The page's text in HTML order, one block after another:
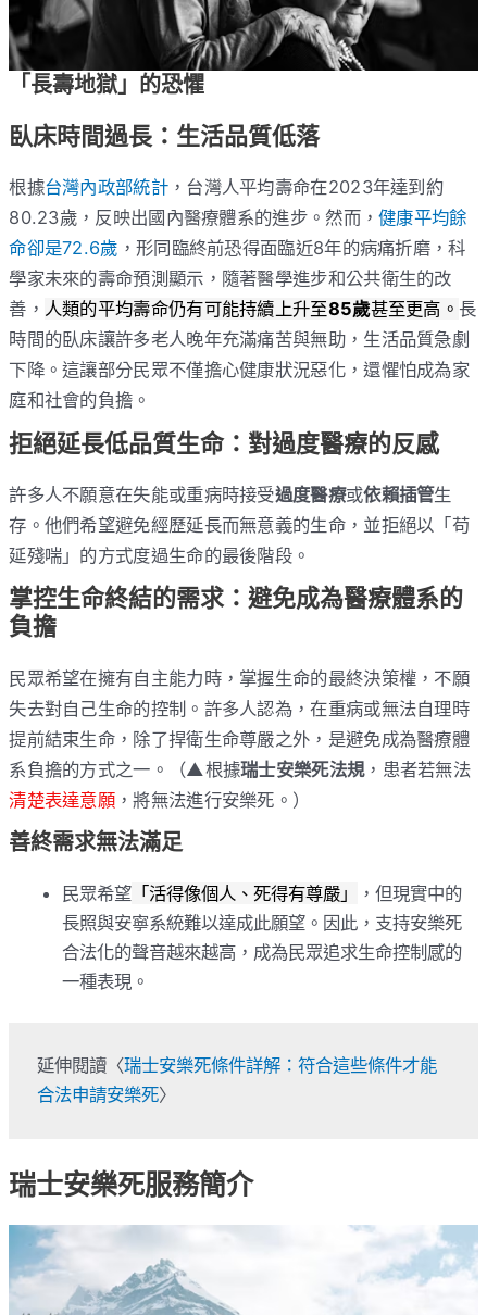
「長壽地獄」的恐懼
臥床時間過長：生活品質低落
根據台灣內政部統計，台灣人平均壽命在2023年達到約
80.23歲，反映出國內醫療體系的進步。然而，健康平均餘
命卻是72.6歲 ，形同臨終前恐得面臨近8年的病痛折磨，科
學家未來的壽命預測顯示，隨著醫學進步和公共衛生的改
善， 人類的平均壽命仍有可能持續上升至85歲甚至更高。長
時間的臥床讓許多老人晚年充滿痛苦與無助，生活品質急劇
下降。這讓部分民眾不僅擔心健康狀況惡化，還懼怕成為家
庭和社會的負擔。
拒絕延長低品質生命：對過度醫療的反感
許多人不願意在失能或重病時接受過度醫療或依賴插管生
存。他們希望避免經歷延長而無意義的生命，並拒絕以「苟
延殘喘」的方式度過生命的最後階段。
掌控生命終結的需求：避免成為醫療體系的
負擔
民眾希望在擁有自主能力時，掌握生命的最終決策權，不願
失去對自己生命的控制。許多人認為，在重病或無法自理時
提前結束生命，除了捍衛生命尊嚴之外，是避免成為醫療體
系負擔的方式之一。（▲根據瑞士安樂死法規，患者若無法
清楚表達意願 ，將無法進行安樂死。）
善終需求無法滿足
民眾希望 「活得像個人、死得有尊嚴」
，但現實中的
長照與安寧系統難以達成此願望。因此，支持安樂死
合法化的聲音越來越高，成為民眾追求生命控制感的
一種表現。
延伸閱讀〈瑞士安樂死條件詳解：符合這些條件才能
合法申請安樂死〉
瑞士安樂死服務簡介